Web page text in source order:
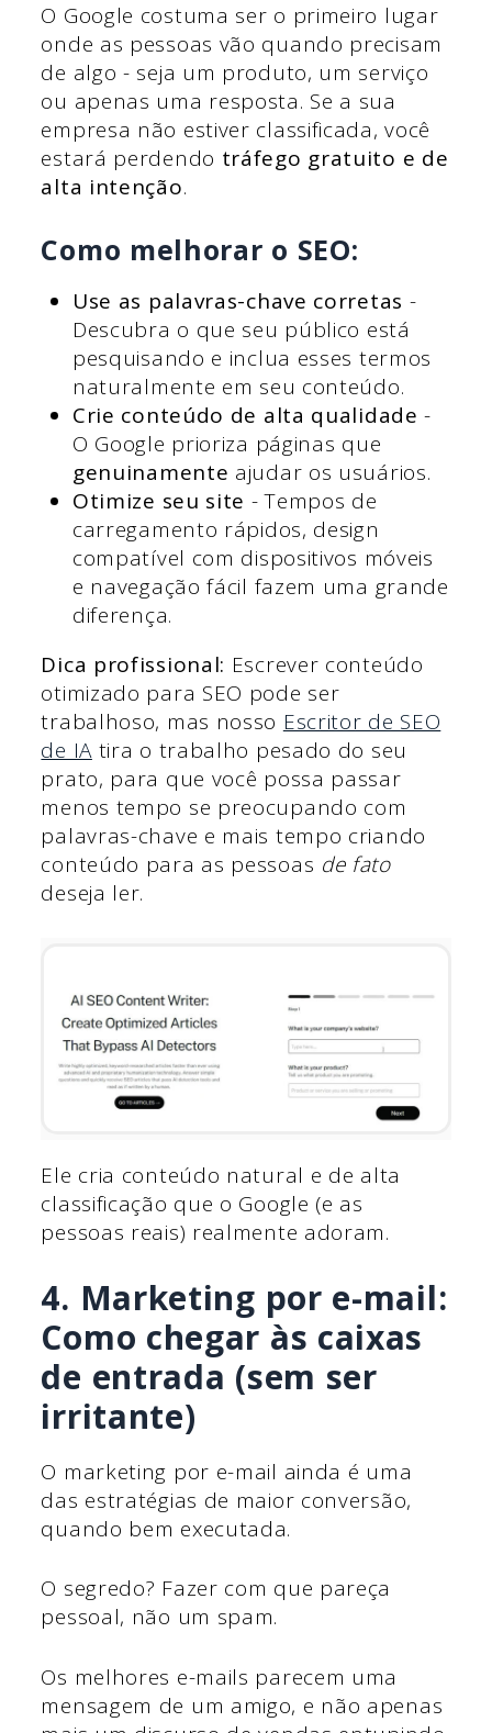
O Google costuma ser o primeiro lugar
onde as pessoas vão quando precisam
de algo - seja um produto, um serviço
ou apenas uma resposta. Se a sua
empresa não estiver classificada, você
estará perdendo tráfego gratuito e de
alta intenção.
Como melhorar o SEO:
Use as palavras-chave corretas -
Descubra o que seu público está
pesquisando e inclua esses termos
naturalmente em seu conteúdo.
Crie conteúdo de alta qualidade -
O Google prioriza páginas que
genuinamente ajudar os usuários.
Otimize seu site - Tempos de
carregamento rápidos, design
compatível com dispositivos móveis
e navegação fácil fazem uma grande
diferença.
Dica profissional: Escrever conteúdo
otimizado para SEO pode ser
trabalhoso, mas nosso Escritor de SEO
de IAtira o trabalho pesado do seu
prato, para que você possa passar
menos tempo se preocupando com
palavras-chave e mais tempo criando
conteúdo para as pessoas de fato
deseja ler.
Ele cria conteúdo natural e de alta
classificação que o Google (e as
pessoas reais) realmente adoram.
4. Marketing por e-mail:
Como chegar às caixas
de entrada (sem ser
irritante)
O marketing por e-mail ainda é uma
das estratégias de maior conversão,
quando bem executada.
O segredo? Fazer com que pareça
pessoal, não um spam.
Os melhores e-mails parecem uma
mensagem de um amigo, e não apenas